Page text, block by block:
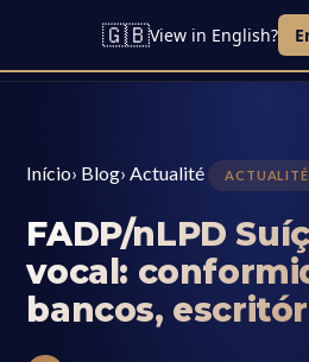
Início› Blog› Actualité ACTUALITÉ
FADP/nLPD
vocal:
bancos,
🇬🇧View in English?